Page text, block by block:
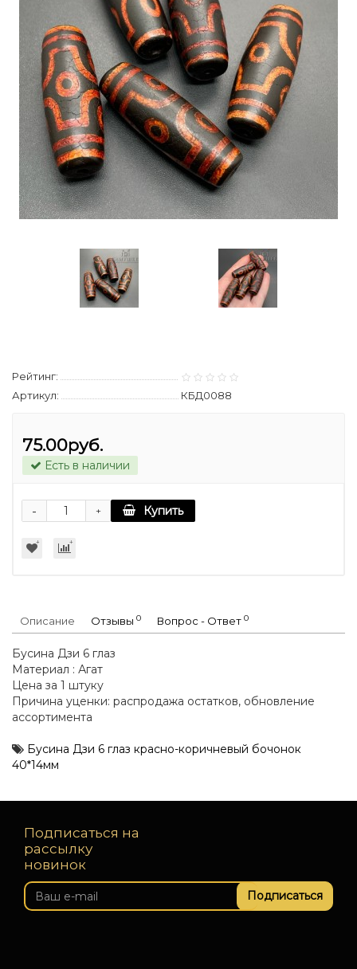
Рейтинг:
Артикул:
КБД0088
75.00руб.
Есть в наличии
+
- Купить
Описание Отзывы 0 Вопрос - Ответ 0
Бусина Дзи 6 глаз
Материал : Агат
Цена за 1 штуку
Причина уценки: распродажа остатков, обновление
ассортимента
Бусина Дзи 6 глаз красно-коричневый бочонок
40*14мм
Подписаться на
рассылку
новинок
Подписаться